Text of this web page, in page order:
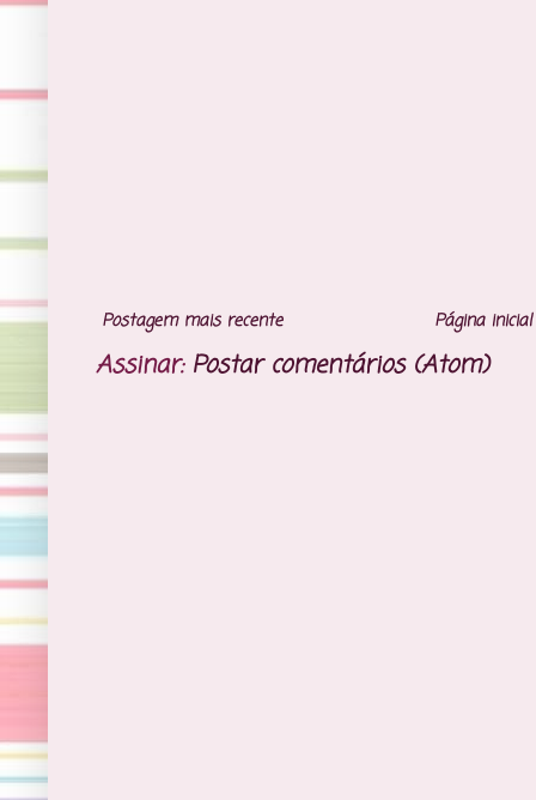
Postagem mais recente Página inicial
Assinar: Postar comentários (Atom)